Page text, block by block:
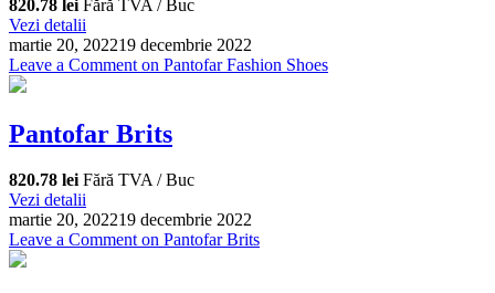
820.78 lei Fără TVA / Buc
Vezi detalii
martie 20, 202219 decembrie 2022
Leave a Comment on Pantofar Fashion Shoes
Pantofar Brits
820.78 lei Fără TVA / Buc
Vezi detalii
martie 20, 202219 decembrie 2022
Leave a Commenton Pantofar Brits